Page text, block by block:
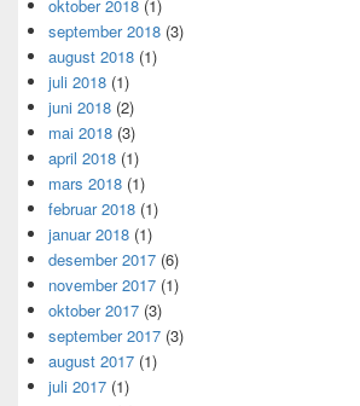
oktober 2018 (1)
september 2018 (3)
august 2018 (1)
juli 2018 (1)
juni 2018 (2)
mai 2018 (3)
april 2018 (1)
mars 2018 (1)
februar 2018 (1)
januar 2018 (1)
desember 2017 (6)
november 2017 (1)
oktober 2017 (3)
september 2017 (3)
august 2017 (1)
juli 2017 (1)